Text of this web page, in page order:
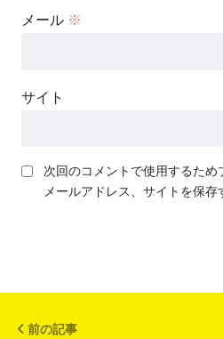
メール ※
サイト
次回のコメントで使用するため
メールアドレス、サイトを保存
前の記事